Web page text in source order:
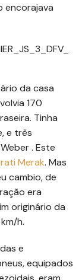
encorajava
da casa
170
Tinha
e três
. Este
Merak. Mas
cambio, de
era
originário da
h.
e
equipados